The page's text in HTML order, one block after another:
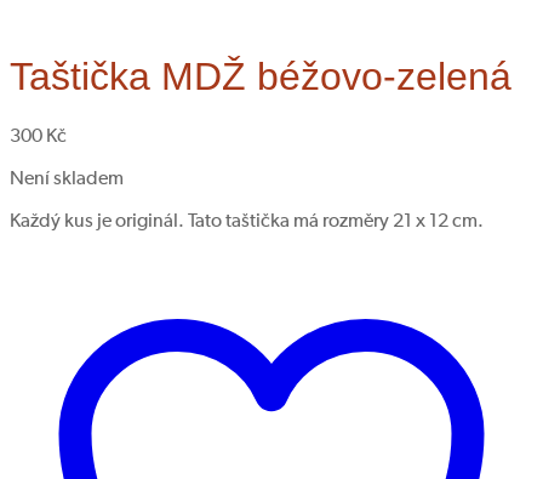
Taštička MDŽ béžovo-zelená
300 Kč
Není skladem
Každý kus je originál. Tato taštička má rozměry 21 x 12 cm.